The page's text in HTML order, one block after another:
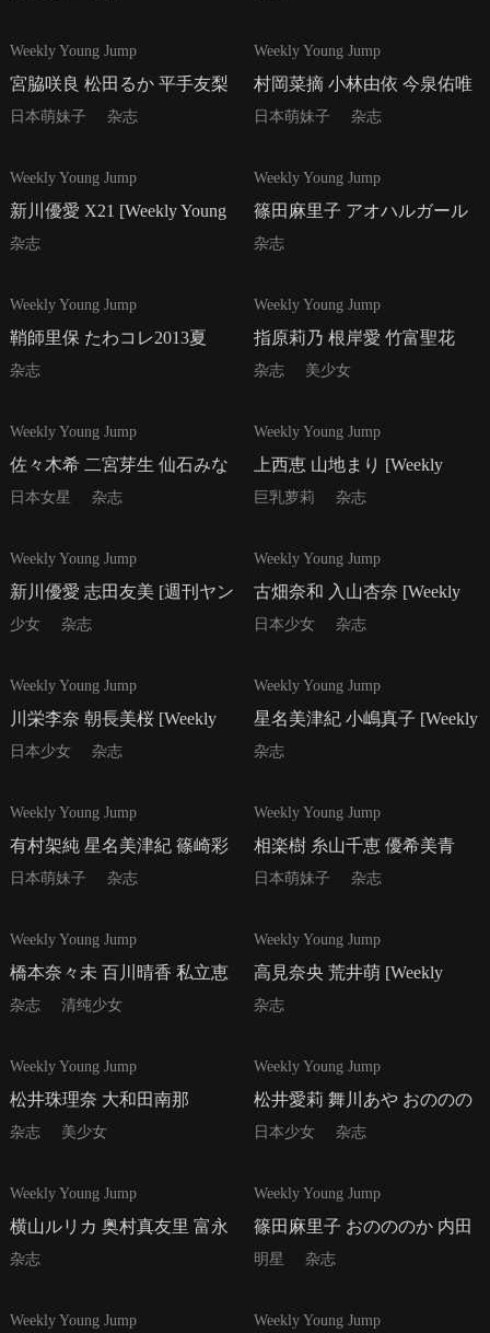
Weekly Young Jump
宮脇咲良 松田るか 平手友梨
奈 [Weekly Young Jump] 2016
日本萌妹子 杂志
Weekly Young Jump
村岡菜摘 小林由依 今泉佑唯
河村美咲 [Weekly Young
日本萌妹子 杂志
Weekly Young Jump
新川優愛 X21 [Weekly Young
Jump] 2014年No.31 写真杂志
杂志
Weekly Young Jump
篠田麻里子 アオハルガール
ズ 中条あやみ [Weekly Young
志
杂志
Weekly Young Jump
鞘師里保 たわコレ2013夏
[Weekly Young Jump] 2013年
杂志
Weekly Young Jump
指原莉乃 根岸愛 竹富聖花
[Weekly Young Jump] 2013年
杂志 美少女
Weekly Young Jump
佐々木希 二宮芽生 仙石みな
み [Weekly Young Jump] 2013
日本女星 杂志
Weekly Young Jump
上西恵 山地まり [Weekly
Young Jump] 2013年No.44 写
巨乳萝莉 杂志
Weekly Young Jump
新川優愛 志田友美 [週刊ヤン
グジャンプ] 2013年No.45 写
少女 杂志
Weekly Young Jump
古畑奈和 入山杏奈 [Weekly
Young Jump] 2013年No.46 写
日本少女 杂志
Weekly Young Jump
川栄李奈 朝長美桜 [Weekly
Young Jump] 2013年No.47 写
日本少女 杂志
Weekly Young Jump
星名美津紀 小嶋真子 [Weekly
Young Jump] 2013年No.48 写
杂志
Weekly Young Jump
有村架純 星名美津紀 篠崎彩
奈 [Weekly Young Jump] 2013
日本萌妹子 杂志
Weekly Young Jump
相楽樹 糸山千恵 優希美青
[Weekly Young Jump] 2013年
日本萌妹子 杂志
Weekly Young Jump
橋本奈々未 百川晴香 私立恵
比寿中学 [Weekly Young
杂志 清纯少女
Weekly Young Jump
高見奈央 荒井萌 [Weekly
Young Jump] 2013年No.52 写
杂志
Weekly Young Jump
松井珠理奈 大和田南那
[Weekly Young Jump] 2014年
杂志 美少女
Weekly Young Jump
松井愛莉 舞川あや おののの
か [Weekly Young Jump] 2014
日本少女 杂志
Weekly Young Jump
横山ルリカ 奥村真友里 富永
美杜 [Weekly Young Jump]
杂志
Weekly Young Jump
篠田麻里子 おのののか 内田
真礼 [週刊ヤングジャンプ]
明星 杂志
Weekly Young Jump Weekly Young Jump